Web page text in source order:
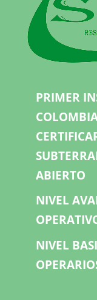
PRIMER
ABIERTO
NIVEL
NIVEL